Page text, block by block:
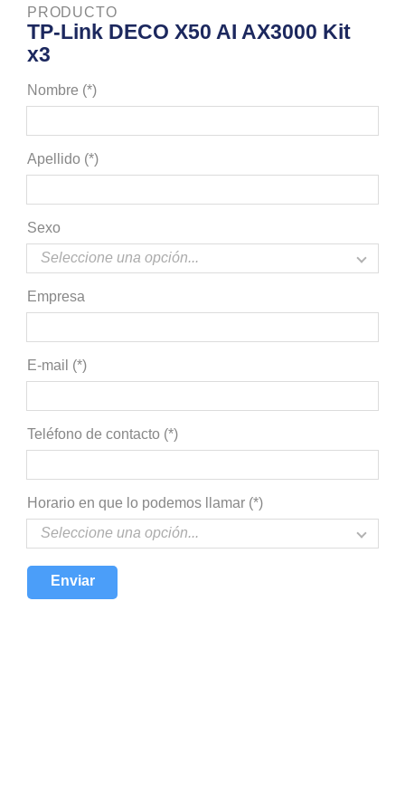
PRODUCTO
TP-Link DECO X50 AI AX3000 Kit
x3
Nombre (*)
Apellido (*)
Sexo
Empresa
E-mail (*)
Teléfono de contacto (*)
Horario en que lo podemos llamar (*)